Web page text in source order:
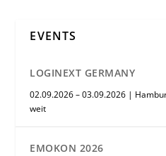
EVENTS
LOGINEXT GERMANY
02.09.2026 – 03.09.2026 |
weit
EMOKON 2026